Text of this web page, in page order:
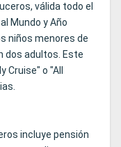
válida todo el
Mundo y Año
niños menores de
dos adultos. Este
o "All
incluye pensión